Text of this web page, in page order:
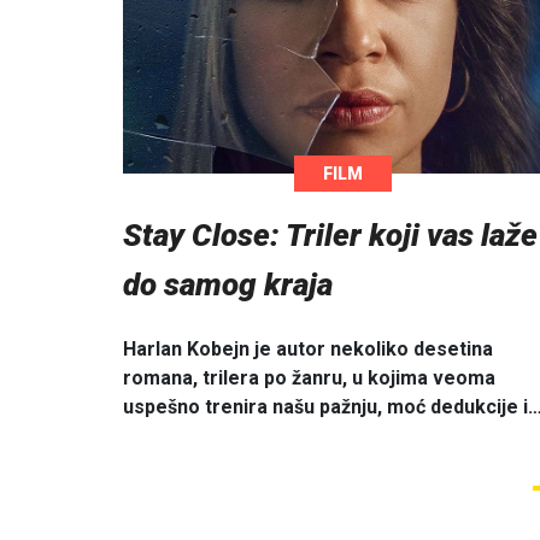
FILM
Stay Close: Triler koji vas laže
do samog kraja
Harlan Kobejn je autor nekoliko desetina
romana, trilera po žanru, u kojima veoma
uspešno trenira našu pažnju, moć dedukcije